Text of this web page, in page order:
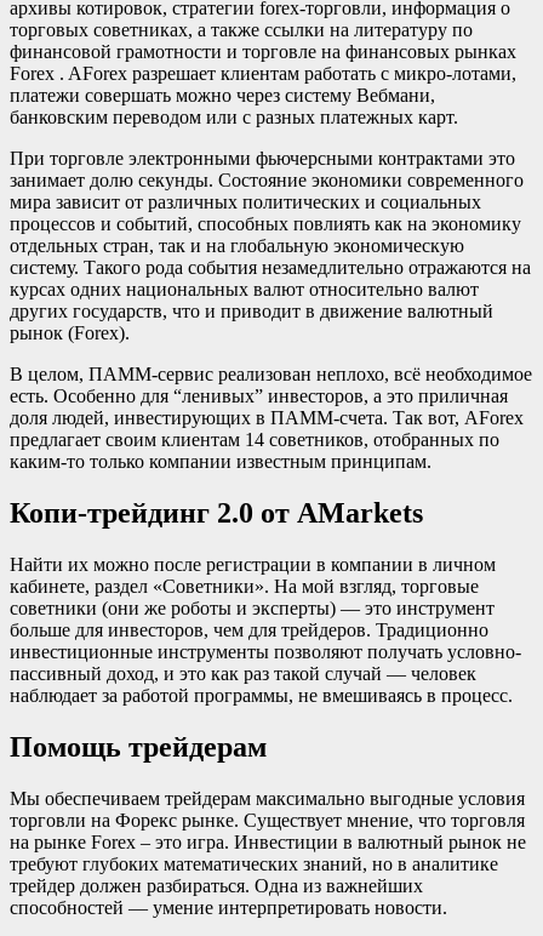
архивы котировок, стратегии forex-торговли, информация о
торговых советниках, а также ссылки на литературу по
финансовой грамотности и торговле на финансовых рынках
Forex . AForex разрешает клиентам работать с микро-лотами,
платежи совершать можно через систему Вебмани,
банковским переводом или с разных платежных карт.
При торговле электронными фьючерсными контрактами это
занимает долю секунды. Состояние экономики современного
мира зависит от различных политических и социальных
процессов и событий, способных повлиять как на экономику
отдельных стран, так и на глобальную экономическую
систему. Такого рода события незамедлительно отражаются на
курсах одних национальных валют относительно валют
других государств, что и приводит в движение валютный
рынок (Forex).
В целом, ПАММ-сервис реализован неплохо, всё необходимое
есть. Особенно для “ленивых” инвесторов, а это приличная
доля людей, инвестирующих в ПАММ-счета. Так вот, AForex
предлагает своим клиентам 14 советников, отобранных по
каким-то только компании известным принципам.
Копи-трейдинг 2.0 от AMarkets
Найти их можно после регистрации в компании в личном
кабинете, раздел «Советники». На мой взгляд, торговые
советники (они же роботы и эксперты) — это инструмент
больше для инвесторов, чем для трейдеров. Традиционно
инвестиционные инструменты позволяют получать условно-
пассивный доход, и это как раз такой случай — человек
наблюдает за работой программы, не вмешиваясь в процесс.
Помощь трейдерам
Мы обеспечиваем трейдерам максимально выгодные условия
торговли на Форекс рынке. Существует мнение, что торговля
на рынке Forex – это игра. Инвестиции в валютный рынок не
требуют глубоких математических знаний, но в аналитике
трейдер должен разбираться. Одна из важнейших
способностей — умение интерпретировать новости.